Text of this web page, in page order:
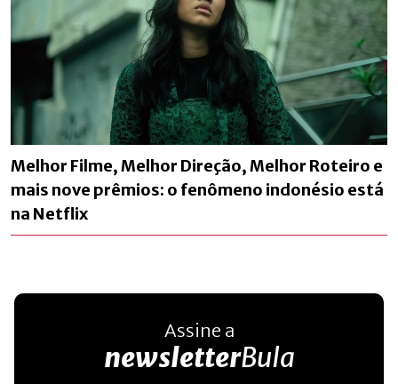
Melhor Filme, Melhor Direção, Melhor Roteiro e
mais nove prêmios: o fenômeno indonésio está
na Netflix
Assine a
newsletterBula